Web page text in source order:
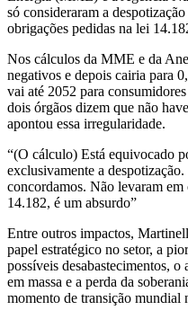
só consideraram a
obrigações pedidas na lei
Nos cálculos da MME e da
negativos e depois cairia para
vai até 2052 para
dois órgãos dizem que não
apontou essa irregularidade.
“(O cálculo) Está equivocado
exclusivamente a
concordamos. Não levaram em
14.182, é um absurdo”
Entre outros impactos,
papel estratégico no setor, a
possíveis desabastecimentos,
em massa e a perda da
momento de transição mundial